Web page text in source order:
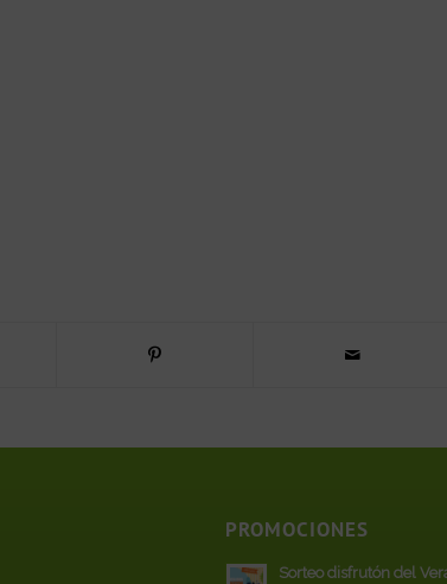
PROMOCIONES
Sorteo disfrutón del